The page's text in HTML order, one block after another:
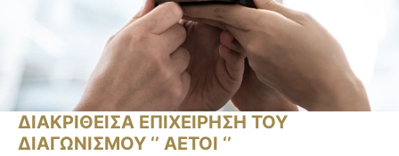
ΔΙΑΚΡΙΘΕΙΣΑ ΕΠΙΧΕΙΡΗΣΗ ΤΟΥ
ΔΙΑΓΩΝΙΣΜΟΥ ‘’ ΑΕΤΟΙ ‘’